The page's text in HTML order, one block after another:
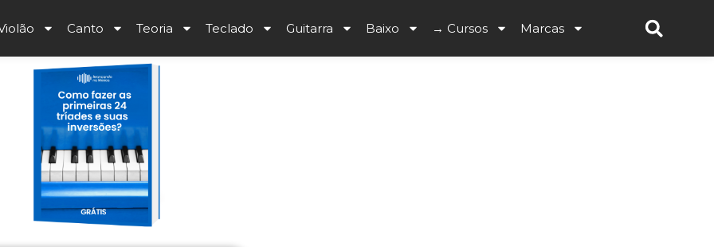
Canto Teoria Teclado Guitarra Baixo → Cursos Marcas